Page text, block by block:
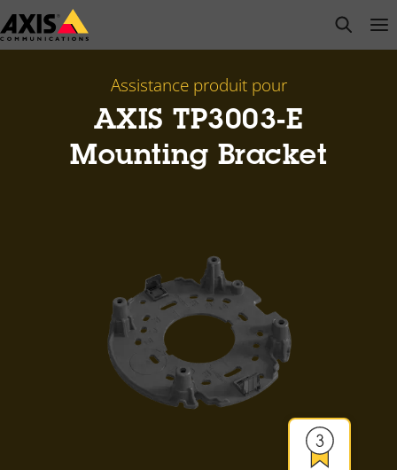
Passer
au
open
Assistance produit pour
AXIS TP3003-E
Mounting Bracket